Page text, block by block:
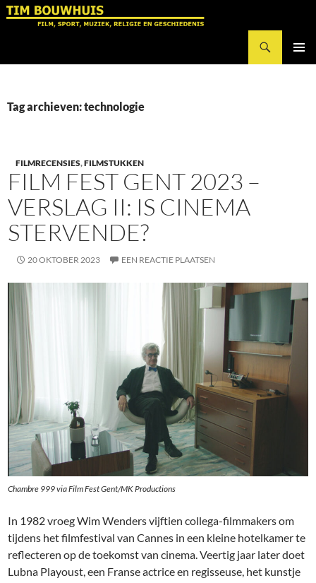
Ga
Tag archieven: technologie
FILMRECENSIES,FILMSTUKKEN
FILM FEST GENT 2023 –
VERSLAG II: IS CINEMA
STERVENDE?
20 OKTOBER 2023 EEN REACTIE PLAATSEN
Chambre 999via Film Fest Gent/MK Productions
In 1982 vroeg Wim Wenders vijftien collega-filmmakers om
tijdens het filmfestival van Cannes in een kleine hotelkamer te
reflecteren op de toekomst van cinema. Veertig jaar later doet
Lubna Playoust, een Franse actrice en regisseuse, het kunstje